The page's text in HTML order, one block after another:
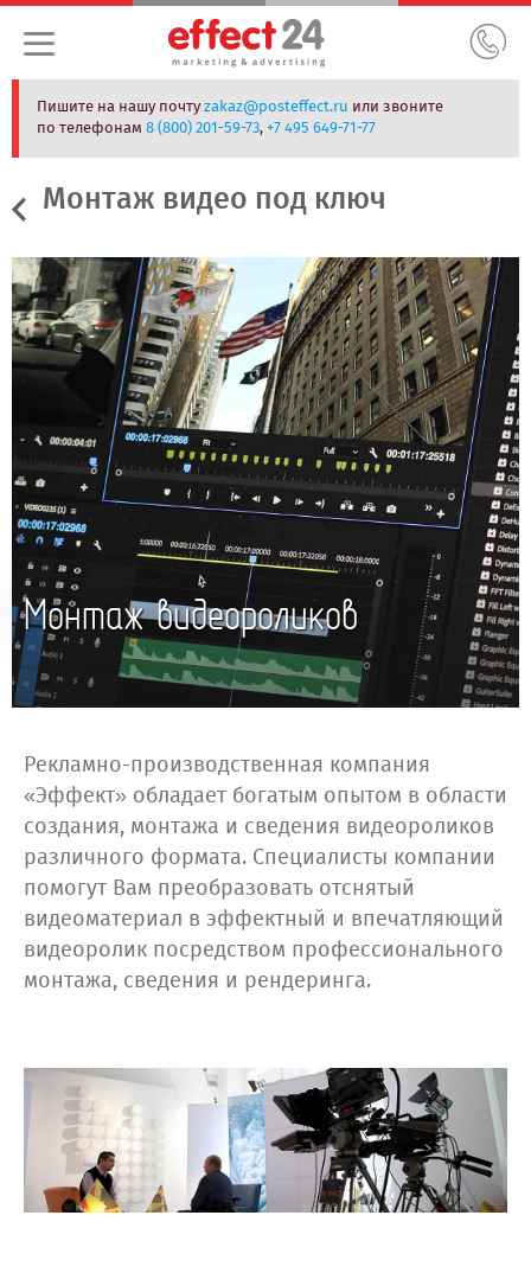
Пишите на нашу почтуzakaz@posteffect.ru или звоните
по телефонам8 (800) 201-59-73,+7 495 649-71-77
Монтаж видео под ключ
Монтаж видеороликов
Рекламно-производственная компания
«Эффект» обладает богатым опытом в области
создания, монтажа и сведения видеороликов
различного формата. Специалисты компании
помогут Вам преобразовать отснятый
видеоматериал в эффектный и впечатляющий
видеоролик посредством профессионального
монтажа, сведения и рендеринга.